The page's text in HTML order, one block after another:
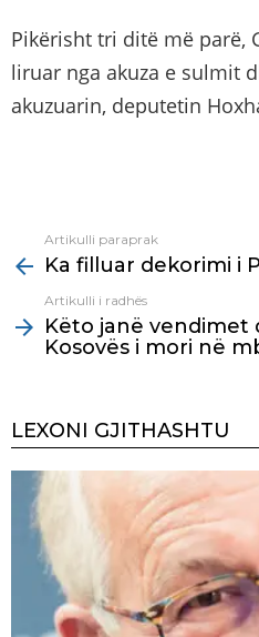
Pikërisht tri ditë më parë,
liruar nga akuza e sulmit
akuzuarin, deputetin
more
Artikulli paraprak
Ka filluar dekorimi i
Artikulli i radhës
Këto janë vendimet
Kosovës i mori në
LEXONI GJITHASHTU